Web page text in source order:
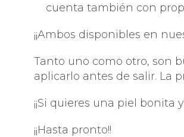
cuenta también con
¡¡Ambos disponibles en
Tanto uno como otro, son
aplicarlo antes de salir. La
¡¡Si quieres una piel
¡¡Hasta pronto!!